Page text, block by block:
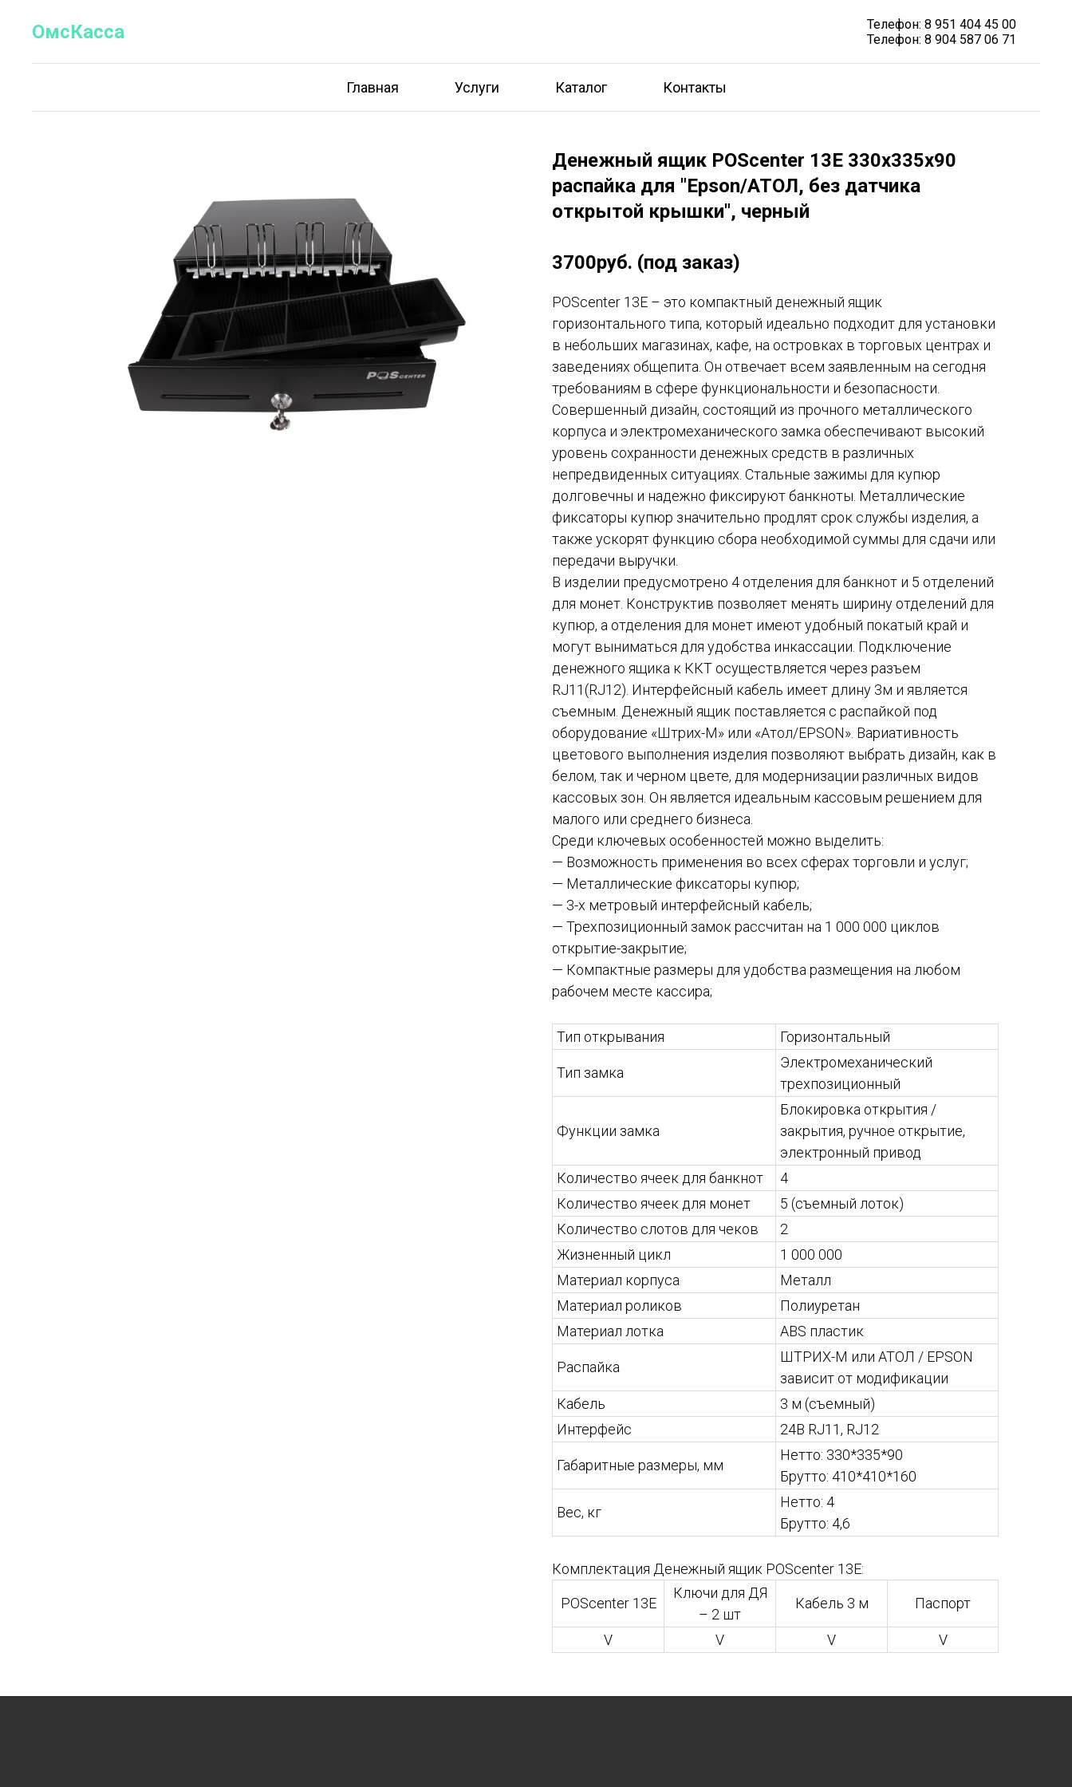
OмсКасса
Телефон: 8 951 404 45 00
Телефон: 8 904 587 06 71
Главная Услуги Каталог Контакты
Денежный ящик POScenter 13E 330x335x90
распайка для "Epson/АТОЛ, без датчика
открытой крышки", черный
3700руб. (под заказ)
POScenter 13E – это компактный денежный ящик
горизонтального типа, который идеально подходит для установки
в небольших магазинах, кафе, на островках в торговых центрах и
заведениях общепита. Он отвечает всем заявленным на сегодня
требованиям в сфере функциональности и безопасности.
Совершенный дизайн, состоящий из прочного металлического
корпуса и электромеханического замка обеспечивают высокий
уровень сохранности денежных средств в различных
непредвиденных ситуациях. Стальные зажимы для купюр
долговечны и надежно фиксируют банкноты. Металлические
фиксаторы купюр значительно продлят срок службы изделия, а
также ускорят функцию сбора необходимой суммы для сдачи или
передачи выручки.
В изделии предусмотрено 4 отделения для банкнот и 5 отделений
для монет. Конструктив позволяет менять ширину отделений для
купюр, а отделения для монет имеют удобный покатый край и
могут выниматься для удобства инкассации. Подключение
денежного ящика к ККТ осуществляется через разъем
RJ11(RJ12). Интерфейсный кабель имеет длину 3м и является
съемным. Денежный ящик поставляется с распайкой под
оборудование «Штрих-М» или «Атол/EPSON». Вариативность
цветового выполнения изделия позволяют выбрать дизайн, как в
белом, так и черном цвете, для модернизации различных видов
кассовых зон. Он является идеальным кассовым решением для
малого или среднего бизнеса.
Среди ключевых особенностей можно выделить:
— Возможность применения во всех сферах торговли и услуг;
— Металлические фиксаторы купюр;
— 3-х метровый интерфейсный кабель;
— Трехпозиционный замок рассчитан на 1 000 000 циклов
открытие-закрытие;
— Компактные размеры для удобства размещения на любом
рабочем месте кассира;
Тип открывания Горизонтальный
Тип замка
Электромеханический
трехпозиционный
Функции замка
Блокировка открытия /
закрытия, ручное открытие,
электронный привод
Количество ячеек для банкнот
4
Количество ячеек для монет
5 (съемный лоток)
Количество слотов для чеков
2
Жизненный цикл
1 000 000
Материал корпуса
Металл
Материал роликов
Полиуретан
Материал лотка
ABS пластик
Распайка
ШТРИХ-М или АТОЛ / EPSON
зависит от модификации
Кабель
3 м (съемный)
Интерфейс
24В RJ11, RJ12
Габаритные размеры, мм
Нетто: 330*335*90
Брутто: 410*410*160
Вес, кг
Нетто: 4
Брутто: 4,6
Комплектация Денежный ящик POScenter 13E:
POScenter 13E
Ключи для ДЯ
– 2 шт
Кабель 3 м Паспорт
V V V V